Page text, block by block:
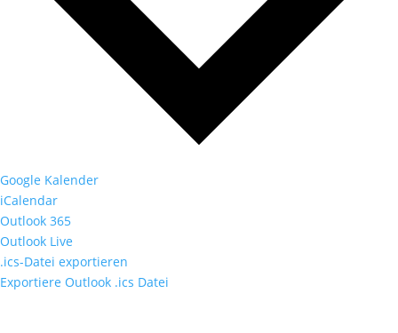
Google Kalender
iCalendar
Outlook 365
Outlook Live
.ics-Datei exportieren
Exportiere Outlook .ics Datei